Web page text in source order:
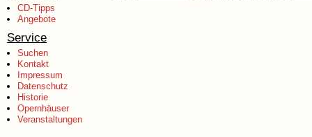
CD-Tipps
Angebote
Service
Suchen
Kontakt
Impressum
Datenschutz
Historie
Opernhäuser
Veranstaltungen